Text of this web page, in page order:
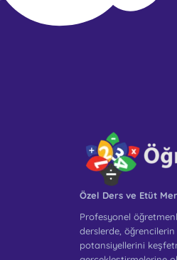
Özel Ders ve Etüt
Profesyonel
derslerde, öğrencilerin
potansiyellerini